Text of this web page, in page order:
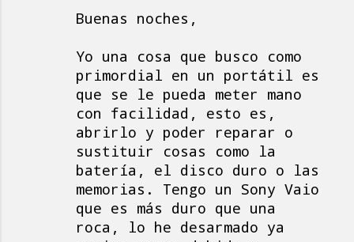
Buenas noches,
Yo una cosa que busco como
primordial en un portátil es
que se le pueda meter mano
con facilidad, esto es,
abrirlo y poder reparar o
sustituir cosas como la
batería, el disco duro o las
memorias. Tengo un Sony Vaio
que es más duro que una
roca, lo he desarmado ya